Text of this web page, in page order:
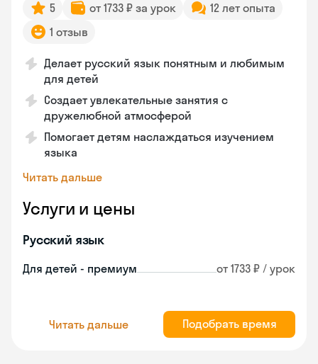
5 от 1733 ₽ за урок
12 лет опыта
1 отзыв
Делает русский язык понятным и любимым
для детей
Создает увлекательные занятия с
дружелюбной атмосферой
Помогает детям наслаждаться изучением
языка
Читать дальше
Услуги и цены
Русский язык
Для детей - премиум от 1733 ₽ / урок
Читать дальше Подобрать время